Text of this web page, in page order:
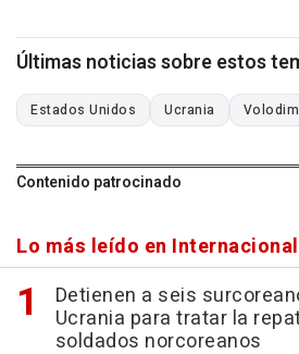
Últimas noticias sobre estos
Estados Unidos Ucrania
Contenido patrocinado
Lo más leído en Internacional
Detienen a seis
Ucrania para tratar la
soldados norcoreanos